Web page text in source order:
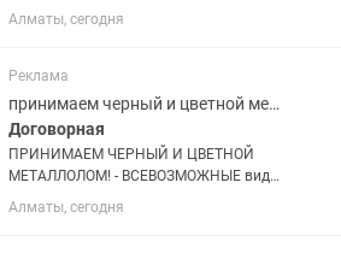
в типографии не беспокоить! парень
или мужчина! Девушек не берём!
График полный день, пятидневка...
Алматы, сегодня
Реклама
принимаем черный и цветной металлолом!
Договорная
ПРИНИМАЕМ ЧЕРНЫЙ И ЦВЕТНОЙ
МЕТАЛЛОЛОМ! - ВСЕВОЗМОЖНЫЕ виды
металла: аккумуляторы, радиаторы,
холодильники, газ плиты, стиральные
Алматы, сегодня